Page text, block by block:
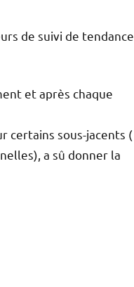
de suivi de
et après chaque
certains sous-jacents
a sû donner la